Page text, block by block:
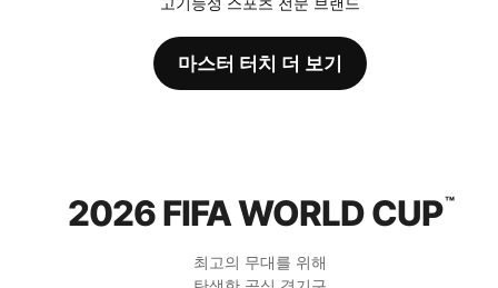
마스터 터치 더 보기
2026 FIFA WORLD CUP™
최고의 무대를 위해